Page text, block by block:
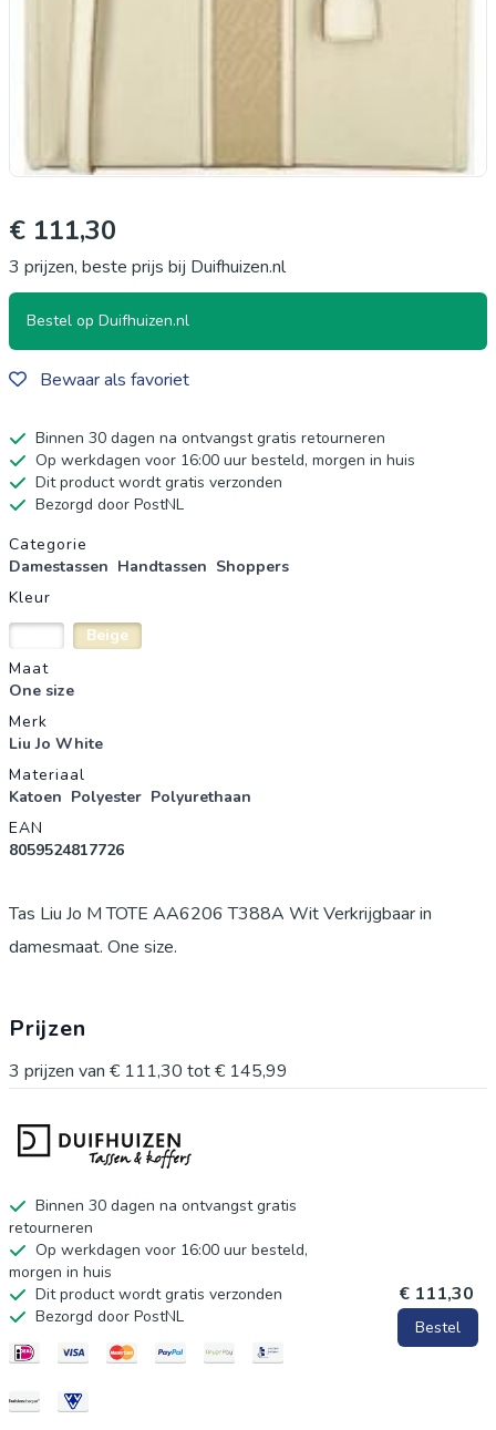
€ 111,30
3 prijzen, beste prijs bij Duifhuizen.nl
Bestel op Duifhuizen.nl
Bewaar als favoriet
Binnen 30 dagen na ontvangst gratis retourneren
Op werkdagen voor 16:00 uur besteld, morgen in huis
Dit product wordt gratis verzonden
Bezorgd door PostNL
Productgegevens
Categorie
Damestassen Handtassen Shoppers
Kleur
Beige
Maat
One size
Merk
Liu Jo White
Materiaal
Katoen Polyester Polyurethaan
EAN
8059524817726
Tas Liu Jo M TOTE AA6206 T388A Wit Verkrijgbaar in
damesmaat. One size.
Prijzen
3 prijzen van € 111,30 tot€ 145,99
Binnen 30 dagen na ontvangst gratis
retourneren
Op werkdagen voor 16:00 uur besteld,
morgen in huis
Dit product wordt gratis verzonden
Bezorgd door PostNL
€ 111,30
Bestel